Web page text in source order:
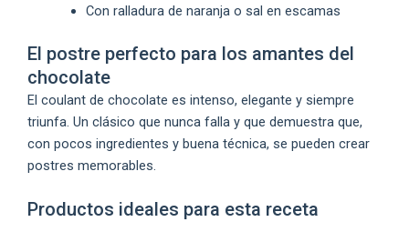
Con ralladura de naranja o sal en escamas
El postre perfecto para los amantes del
chocolate
El coulant de chocolate es intenso, elegante y siempre
triunfa. Un clásico que nunca falla y que demuestra que,
con pocos ingredientes y buena técnica, se pueden crear
postres memorables.
Productos ideales para esta receta